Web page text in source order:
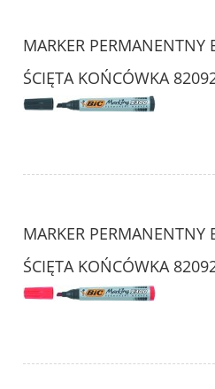
MARKER PERMANENTNY
ŚCIĘTA KOŃCÓWKA
MARKER PERMANENTNY
ŚCIĘTA KOŃCÓWKA